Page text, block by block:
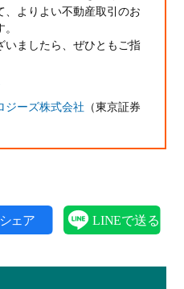
よりよい不動産取引のお
ましたら、ぜひともご指
ジーズ株式会社 （東京証券